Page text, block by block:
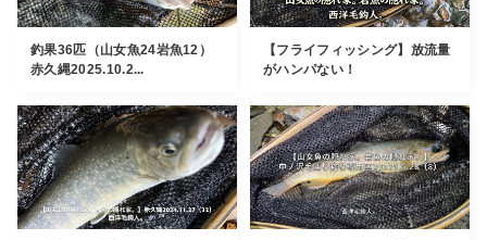
釣果36匹（山女魚24岩魚12）
赤久縄2025.10.2...
【フライフィッシング】放流量
がハンパない！